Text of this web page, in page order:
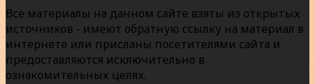
Все материалы на данном сайте взяты из открытых
источников - имеют обратную ссылку на материал в
интернете или присланы посетителями сайта и
предоставляются исключительно в
ознакомительных целях.